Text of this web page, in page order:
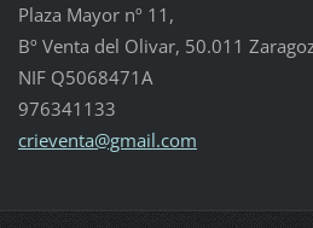
Plaza Mayor nº 11,
Bº Venta del Olivar, 50.011
NIF Q5068471A
976341133
crieventa@gmail.com